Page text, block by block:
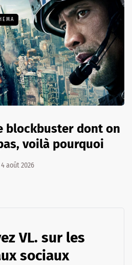
blockbuster dont on
voilà pourquoi
4 août 2026
VL. sur les
sociaux